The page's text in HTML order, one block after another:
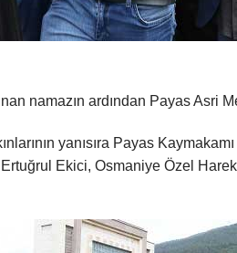
namazın ardından Payas Asri
yanısıra Payas
Ekici, Osmaniye Özel